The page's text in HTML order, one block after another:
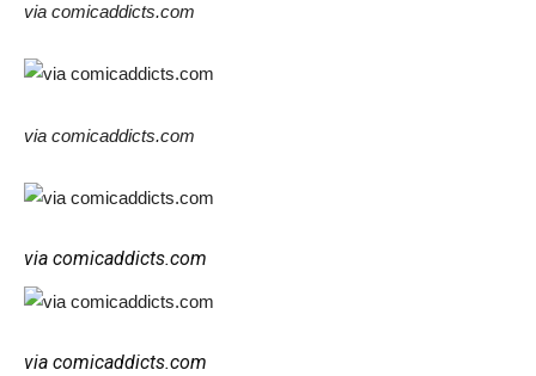
via comicaddicts.com
via comicaddicts.com
via comicaddicts.com
via comicaddicts.com